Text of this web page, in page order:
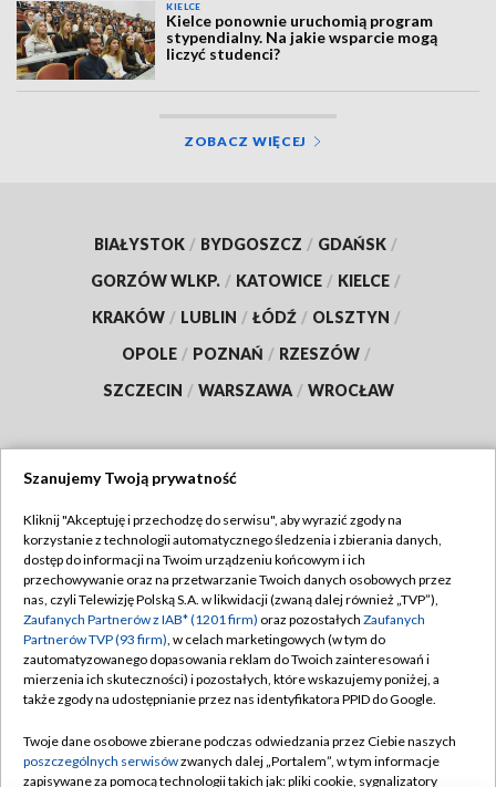
KIELCE
Kielce ponownie uruchomią program
stypendialny. Na jakie wsparcie mogą
liczyć studenci?
ZOBACZ WIĘCEJ
BIAŁYSTOK / BYDGOSZCZ / GDAŃSK /
GORZÓW WLKP. / KATOWICE / KIELCE /
KRAKÓW / LUBLIN / ŁÓDŹ / OLSZTYN /
OPOLE / POZNAŃ / RZESZÓW /
SZCZECIN / WARSZAWA / WROCŁAW
TVP
Abonament TVP
Emisja w TVP
Centrum informacji TVP
Naziemna Telewizja Cyfrowa
Rada Programowa
Regulamin TVP
Polityka prywatności
Moje zgody
Pomoc
Kontakt
Szanujemy Twoją prywatność
Kliknij "Akceptuję i przechodzę do serwisu", aby wyrazić zgody na
korzystanie z technologii automatycznego śledzenia i zbierania danych,
dostęp do informacji na Twoim urządzeniu końcowym i ich
przechowywanie oraz na przetwarzanie Twoich danych osobowych przez
nas, czyli Telewizję Polską S.A. w likwidacji (zwaną dalej również „TVP”),
Zaufanych Partnerów z IAB* (1201 firm) oraz pozostałych Zaufanych
Partnerów TVP (93 firm), w celach marketingowych (w tym do
zautomatyzowanego dopasowania reklam do Twoich zainteresowań i
mierzenia ich skuteczności) i pozostałych, które wskazujemy poniżej, a
także zgody na udostępnianie przez nas identyfikatora PPID do Google.
Twoje dane osobowe zbierane podczas odwiedzania przez Ciebie naszych
poszczególnych serwisówzwanych dalej „Portalem”, w tym informacje
zapisywane za pomocą technologii takich jak: pliki cookie, sygnalizatory